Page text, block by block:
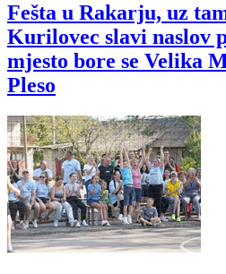
Fešta u Rakarju, uz
Kurilovec slavi naslov
mjesto bore se Velika
Pleso